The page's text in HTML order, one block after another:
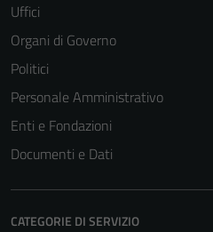
Uffici
Organi di Governo
Politici
Personale Amministrativo
Enti e Fondazioni
Documenti e Dati
CATEGORIE DI SERVIZIO